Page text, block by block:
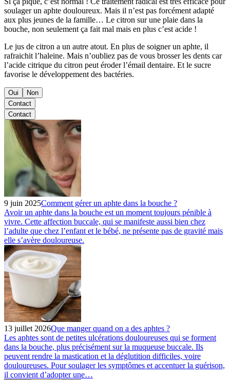
soulager un aphte douloureux. Mais il n’est pas forcément adapté
aux plus jeunes de la famille… Le citron sur une plaie dans la
bouche, non seulement ça fait mal mais en plus c’est acide !
Le jus de citron a un autre atout. En plus de soigner un aphte, il
rafraichit l’haleine. Mais n’oubliez pas de vous brosser les dents car
l’acide citrique du citron peut éroder l’émail dentaire. Et le sucre
favorise le développement des bactéries.
Oui
Non
Contact
Contact
9 juin 2025Comment gérer un aphte dans la bouche ?
Avoir un aphte dans la bouche est un moment toujours pénible à
vivre. Cette affection buccale, qui se manifeste aussi bien chez
l’adulte que chez l’enfant et le bébé, ne présente pas de gravité mais
elle s’avère douloureuse.
13 juillet 2026Que manger quand on a des aphtes ?
Les aphtes sont de petites ulcérations douloureuses qui se forment
dans la bouche, plus précisément sur la muqueuse buccale. Ils
peuvent rendre la mastication et la déglutition difficiles, voire
douloureuses. Pour soulager les symptômes et accentuer la guérison,
il convient d’adopter une…